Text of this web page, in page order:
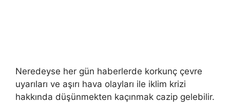
Neredeyse her gün haberlerde korkunç çevre
uyarıları ve aşırı hava olayları ile iklim krizi
hakkında düşünmekten kaçınmak cazip gelebilir.